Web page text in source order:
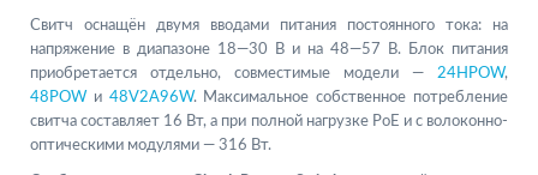
Свитч оснащён двумя вводами питания постоянного тока: на
напряжение в диапазоне 18—30 В и на 48—57 В. Блок питания
приобретается отдельно, совместимые модели — 24HPOW,
48POW и 48V2A96W. Максимальное собственное потребление
свитча составляет 16 Вт, а при полной нагрузке PoE и с волоконно-
оптическими модулями — 316 Вт.